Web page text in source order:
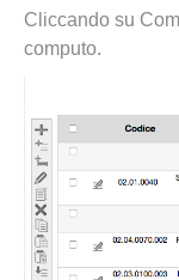
Cliccando su
computo.